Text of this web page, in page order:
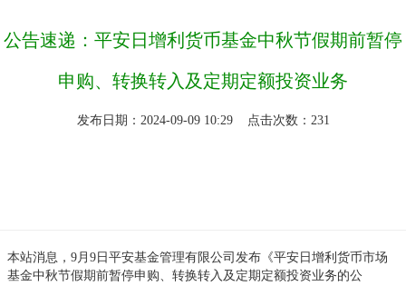
公告速递：平安日增利货币基金中秋节假期前暂停
申购、转换转入及定期定额投资业务
发布日期：2024-09-09 10:29 点击次数：231
本站消息，9月9日平安基金管理有限公司发布《平安日增利货币市场
基金中秋节假期前暂停申购、转换转入及定期定额投资业务的公